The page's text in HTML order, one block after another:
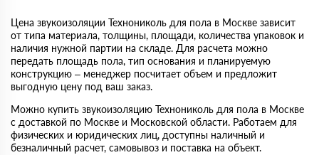
Цена звукоизоляции Технониколь для пола в Москве зависит
от типа материала, толщины, площади, количества упаковок и
наличия нужной партии на складе. Для расчета можно
передать площадь пола, тип основания и планируемую
конструкцию – менеджер посчитает объем и предложит
выгодную цену под ваш заказ.
Можно купить звукоизоляцию Технониколь для пола в Москве
с доставкой по Москве и Московской области. Работаем для
физических и юридических лиц, доступны наличный и
безналичный расчет, самовывоз и поставка на объект.